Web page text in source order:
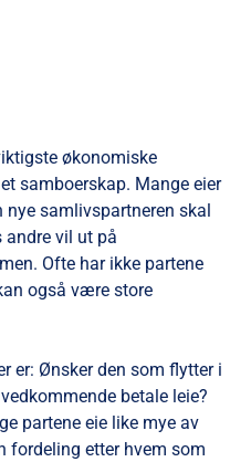
økonomiske
samboerskap. Mange eier
samlivspartneren skal
andre vil ut på
Ofte har ikke partene
også være store
er: Ønsker den som flytter i
betale leie?
partene eie like mye av
fordeling etter hvem som